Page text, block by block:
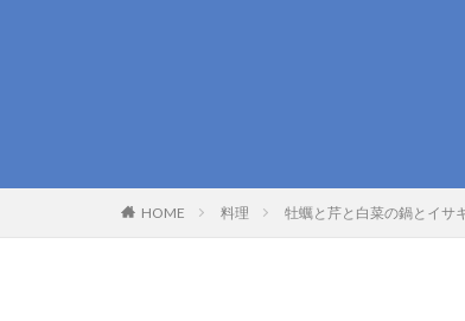
HOME 料理 牡蠣と芹と白菜の鍋とイサ